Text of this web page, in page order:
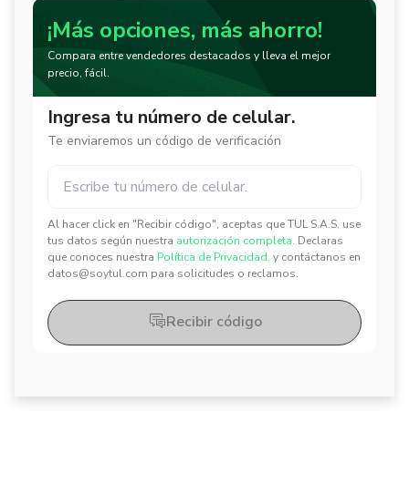
¡Más opciones, más ahorro!
Compara entre vendedores destacados y lleva el mejor
precio, fácil.
Ingresa tu número de celular.
Te enviaremos un código de verificación
Al hacer click en "Recibir código", aceptas que TUL S.A.S. use
tus datos según nuestra autorización completa. Declaras
que conoces nuestra Política de Privacidad. y contáctanos en
datos@soytul.com para solicitudes o reclamos.
✕
✕
Recibir código